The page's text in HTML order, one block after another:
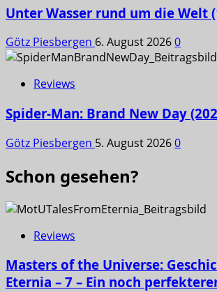
Unter Wasser rund um die Welt
Götz Piesbergen 6. August 20260
Reviews
Spider-Man: Brand New Day
Götz Piesbergen 5. August 20260
Schon gesehen?
Reviews
Masters of the Universe:
Eternia – 7 – Ein noch